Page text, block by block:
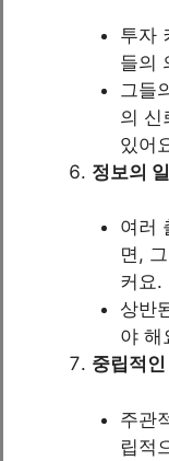
투자
들의
그들
의 신
있어
정보의
여러
면,
커요.
상반
야 해
중립적인
주관
립적